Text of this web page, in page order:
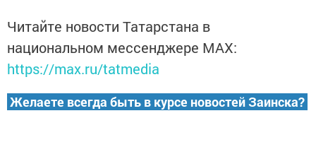
Читайте новости Татарстана в
национальном мессенджере MАХ:
https://max.ru/tatmedia
Желаете всегда быть в курсе новостей Заинска?